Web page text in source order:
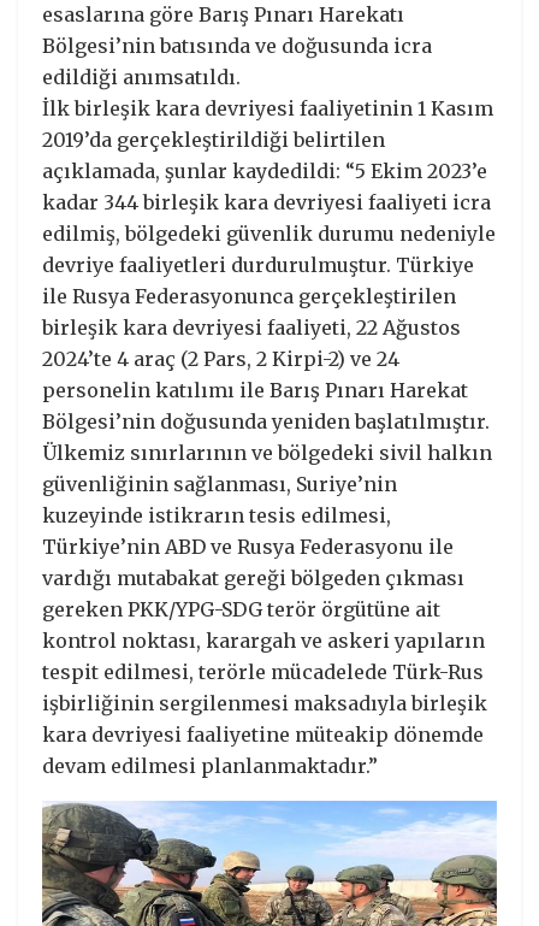
esaslarına göre Barış Pınarı Harekatı
Bölgesi’nin batısında ve doğusunda icra
edildiği anımsatıldı.
İlk birleşik kara devriyesi faaliyetinin 1 Kasım
2019’da gerçekleştirildiği belirtilen
açıklamada, şunlar kaydedildi: “5 Ekim 2023’e
kadar 344 birleşik kara devriyesi faaliyeti icra
edilmiş, bölgedeki güvenlik durumu nedeniyle
devriye faaliyetleri durdurulmuştur. Türkiye
ile Rusya Federasyonunca gerçekleştirilen
birleşik kara devriyesi faaliyeti, 22 Ağustos
2024’te 4 araç (2 Pars, 2 Kirpi-2) ve 24
personelin katılımı ile Barış Pınarı Harekat
Bölgesi’nin doğusunda yeniden başlatılmıştır.
Ülkemiz sınırlarının ve bölgedeki sivil halkın
güvenliğinin sağlanması, Suriye’nin
kuzeyinde istikrarın tesis edilmesi,
Türkiye’nin ABD ve Rusya Federasyonu ile
vardığı mutabakat gereği bölgeden çıkması
gereken PKK/YPG-SDG terör örgütüne ait
kontrol noktası, karargah ve askeri yapıların
tespit edilmesi, terörle mücadelede Türk-Rus
işbirliğinin sergilenmesi maksadıyla birleşik
kara devriyesi faaliyetine müteakip dönemde
devam edilmesi planlanmaktadır.”